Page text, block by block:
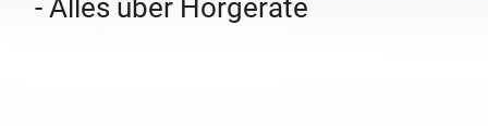
- Alles über Hörgeräte